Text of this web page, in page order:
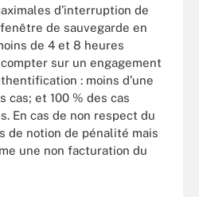
d’interruption de
de sauvegarde en
de 4 et 8 heures
sur un engagement
: moins d’une
cas; et 100 % des cas
En cas de non respect du
de notion de pénalité mais
une non facturation du